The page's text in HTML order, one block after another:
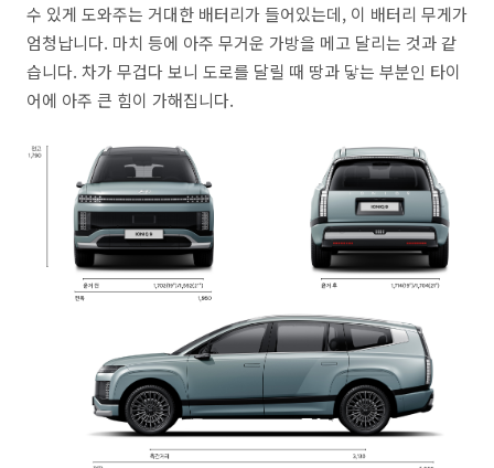
수 있게 도와주는 거대한 배터리가 들어있는데, 이 배터리 무게가
엄청납니다. 마치 등에 아주 무거운 가방을 메고 달리는 것과 같
습니다. 차가 무겁다 보니 도로를 달릴 때 땅과 닿는 부분인 타이
어에 아주 큰 힘이 가해집니다.